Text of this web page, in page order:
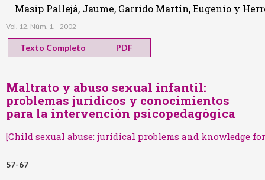
Masip Pallejá, Jaume, Garrido Martín, Eugenio y
Vol. 12. Núm. 1. - 2002
Texto Completo PDF
Maltrato y abuso sexual infantil:
problemas jurídicos y conocimientos
para la intervención psicopedagógica
[Child sexual abuse: juridical problems and knowledge
57-67